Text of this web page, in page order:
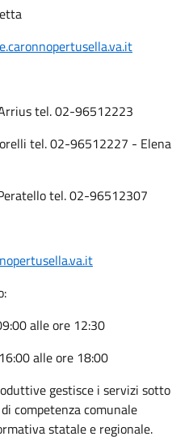
tel. 02-96512223
tel. 02-96512227 - Elena
tel. 02-96512307
alle ore 12:30
alle ore 18:00
gestisce i servizi sotto
competenza comunale
statale e regionale.